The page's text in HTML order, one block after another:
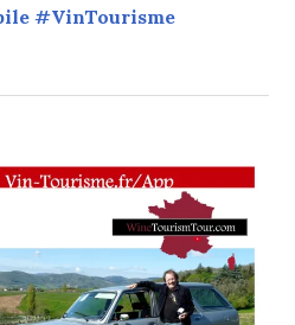
#VinTourisme